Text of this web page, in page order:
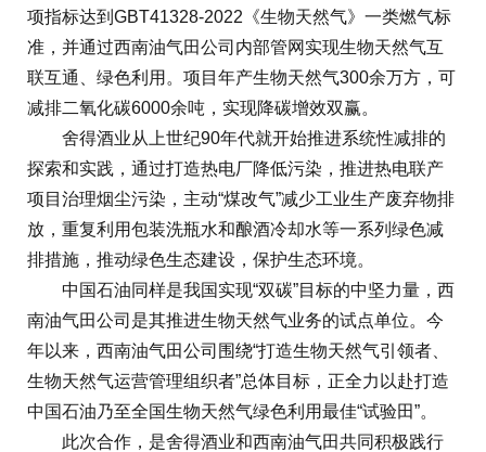
项指标达到GBT41328-2022《生物天然气》一类燃气标
准，并通过西南油气田公司内部管网实现生物天然气互
联互通、绿色利用。项目年产生物天然气300余万方，可
减排二氧化碳6000余吨，实现降碳增效双赢。
舍得酒业从上世纪90年代就开始推进系统性减排的
探索和实践，通过打造热电厂降低污染，推进热电联产
项目治理烟尘污染，主动“煤改气”减少工业生产废弃物排
放，重复利用包装洗瓶水和酿酒冷却水等一系列绿色减
排措施，推动绿色生态建设，保护生态环境。
中国石油同样是我国实现“双碳”目标的中坚力量，西
南油气田公司是其推进生物天然气业务的试点单位。今
年以来，西南油气田公司围绕“打造生物天然气引领者、
生物天然气运营管理组织者”总体目标，正全力以赴打造
中国石油乃至全国生物天然气绿色利用最佳“试验田”。
此次合作，是舍得酒业和西南油气田共同积极践行